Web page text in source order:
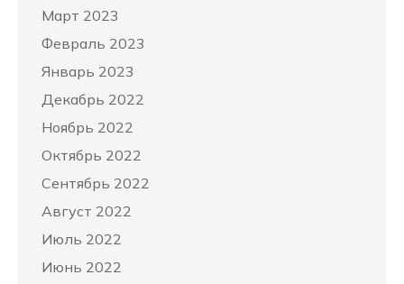
Март 2023
Февраль 2023
Январь 2023
Декабрь 2022
Ноябрь 2022
Октябрь 2022
Сентябрь 2022
Август 2022
Июль 2022
Июнь 2022